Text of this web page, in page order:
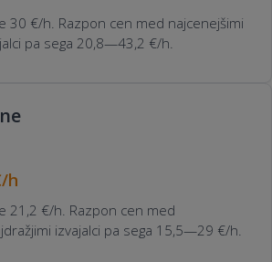
30 €/h. Razpon cen med najcenejšimi
pa sega 20,8—43,2 €/h.
h
21,2 €/h. Razpon cen med
izvajalci pa sega 15,5—29 €/h.